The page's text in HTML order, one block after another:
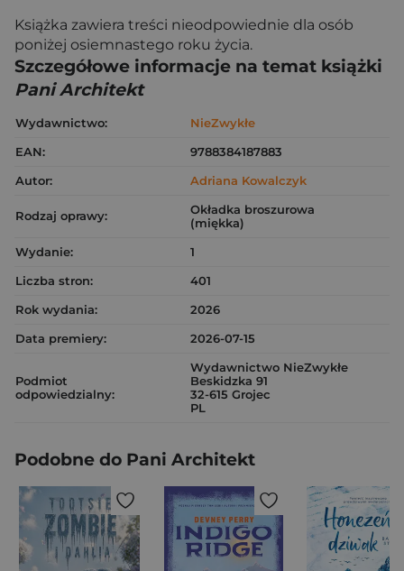
Książka zawiera treści nieodpowiednie dla osób
poniżej osiemnastego roku życia.
Szczegółowe informacje na temat książki
Pani Architekt
Wydawnictwo:
NieZwykłe
EAN:
9788384187883
Autor:
Adriana Kowalczyk
Rodzaj oprawy:
Okładka broszurowa
(miękka)
Wydanie:
1
Liczba stron:
401
Rok wydania:
2026
Data premiery:
2026-07-15
Podmiot
odpowiedzialny:
Wydawnictwo NieZwykłe
Beskidzka 91
32-615 Grojec
PL
Podobne do Pani Architekt